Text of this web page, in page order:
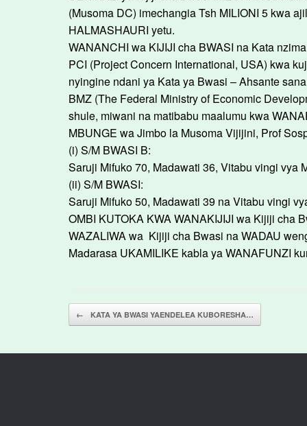
(Musoma DC) imechangia Tsh MILIONI 5 kwa
HALMASHAURI yetu.
WANANCHI wa KIJIJI cha BWASI na Kata
PCI (Project Concern International, USA) kwa
nyingine ndani ya Kata ya Bwasi – Ahsante
BMZ (The Federal Ministry of Economic
shule, miwani na matibabu maalumu kwa
MBUNGE wa Jimbo la Musoma Vijijini, Prof
(i) S/M BWASI B:
Saruji Mifuko 70, Madawati 36, Vitabu vingi vya
(ii) S/M BWASI:
Saruji Mifuko 50, Madawati 39 na Vitabu vingi
OMBI KUTOKA KWA WANAKIJIJI wa Kijiji cha
WAZALIWA wa Kijiji cha Bwasi na WADAU
Madarasa UKAMILIKE kabla ya WANAFUNZI
Post navigation
← KATA YA BWASI YAENDELEA KUBORESHA…